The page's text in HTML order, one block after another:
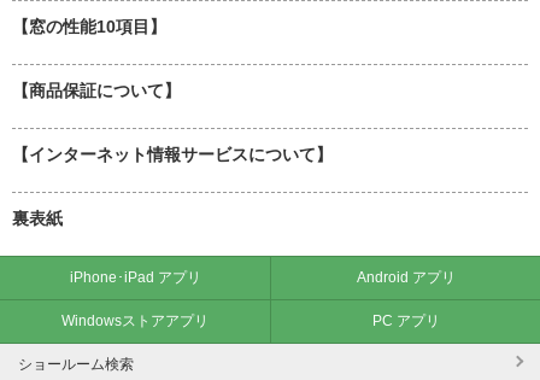
【窓の性能10項目】
【商品保証について】
【インターネット情報サービスについて】
裏表紙
iPhone･iPad アプリ Android アプリ
Windowsストアアプリ PC アプリ
ショールーム検索